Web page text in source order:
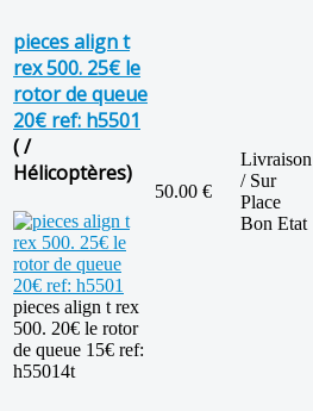
pieces align t
rex 500. 25€ le
rotor de queue
20€ ref: h5501
( /
Hélicoptères)
pieces align t rex
500. 20€ le rotor
de queue 15€ ref:
h55014t
50.00 €
Livraison
/ Sur
Place
Bon Etat